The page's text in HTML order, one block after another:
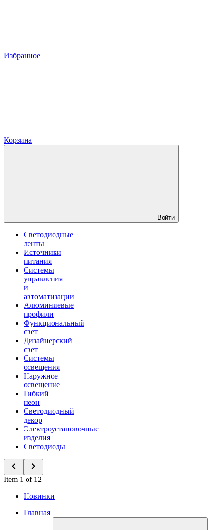
Избранное
Корзина
Войти
Светодиодные
ленты
Источники
питания
Системы
управления
и
автоматизации
Алюминиевые
профили
Функциональный
свет
Дизайнерский
свет
Системы
освещения
Наружное
освещение
Гибкий
неон
Светодиодный
декор
Электроустановочные
изделия
Светодиоды
Item 1 of 12
Новинки
Главная